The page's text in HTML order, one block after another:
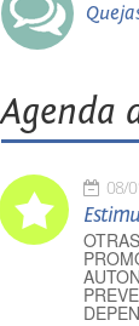
Agenda
08/